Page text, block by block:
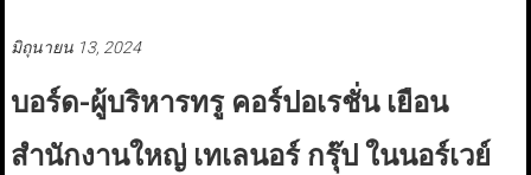
มิถุนายน 13, 2024
บอร์ด-ผู้บริหารทรู คอร์ปอเรชั่น เยือน
สำนักงานใหญ่ เทเลนอร์ กรุ๊ป ในนอร์เวย์